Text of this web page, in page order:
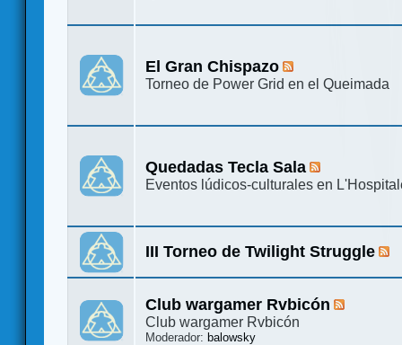
El Gran Chispazo
Torneo de Power Grid en el Queimada
Quedadas Tecla Sala
Eventos lúdicos-culturales en
III Torneo de Twilight Struggle
Club wargamer Rvbicón
Club wargamer Rvbicón
Moderador:balowsky